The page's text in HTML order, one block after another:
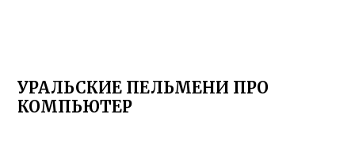
УРАЛЬСКИЕ ПЕЛЬМЕНИ ПРО
КОМПЬЮТЕР